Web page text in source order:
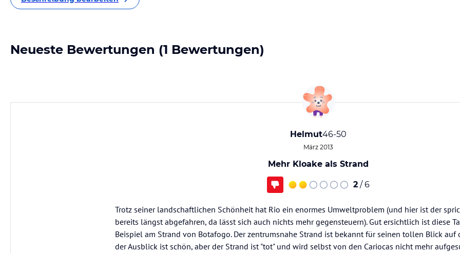
Neueste Bewertungen (1 Bewertungen)
Helmut46-50
März 2013
Mehr Kloake als Strand
2 / 6
Trotz seiner landschaftlichen Schönheit hat Rio ein enormes Umweltproblem (und hier ist der
bereits längst abgefahren, da lässt sich auch nichts mehr gegensteuern). Gut ersichtlich ist diese
Beispiel am Strand von Botafogo. Der zentrumsnahe Strand ist bekannt für seinen tollen Blick auf
der Ausblick ist schön, aber der Strand ist "tot" und wird selbst von den Cariocas nicht mehr